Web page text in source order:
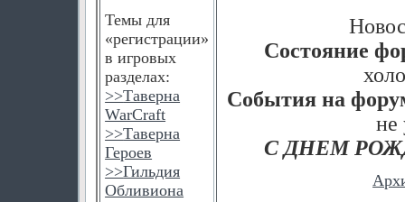
Темы для
«регистрации»
в игровых
разделах:
>>Таверна
WarCraft
>>Таверна
Героев
>>Гильдия
Обливиона
Состояние
События на
не
С ДНЕМ